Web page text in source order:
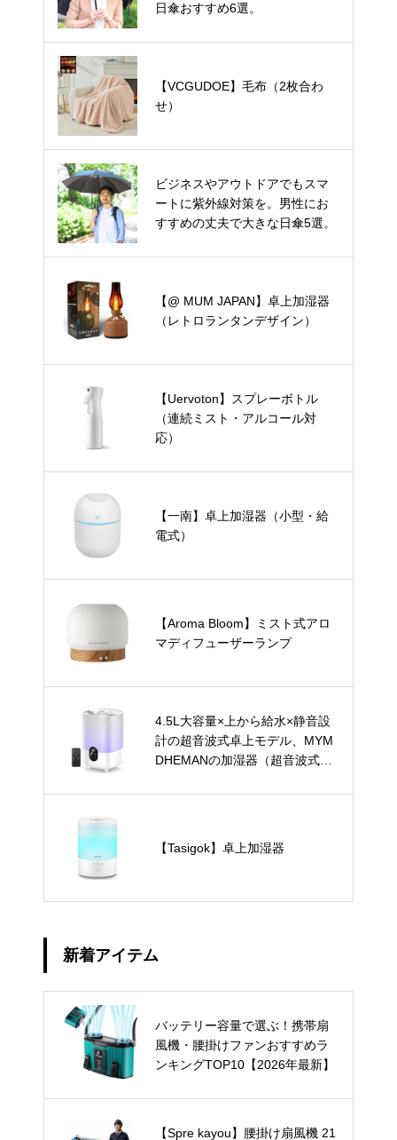
日傘おすすめ6選。
【VCGUDOE】毛布（2枚合わ
せ）
ビジネスやアウトドアでもスマ
ートに紫外線対策を。男性にお
すすめの丈夫で大きな日傘5選。
【@ MUM JAPAN】卓上加湿器
（レトロランタンデザイン）
【Uervoton】スプレーボトル
（連続ミスト・アルコール対
応）
【一南】卓上加湿器（小型・給
電式）
【Aroma Bloom】ミスト式アロ
マディフューザーランプ
4.5L大容量×上から給水×静音設
計の超音波式卓上モデル、MYM
DHEMANの加湿器（超音波式・
【Tasigok】卓上加湿器
新着アイテム
バッテリー容量で選ぶ！携帯扇
風機・腰掛けファンおすすめラ
ンキングTOP10【2026年最新】
【Spre kayou】腰掛け扇風機 21